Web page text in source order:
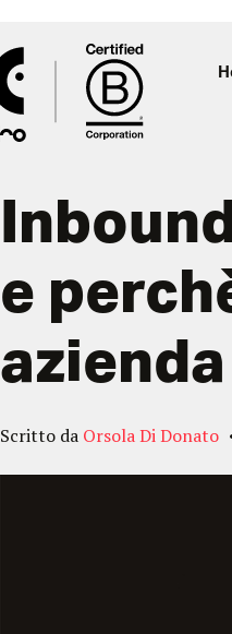
e
azienda
Scritto da Orsola Di Donato